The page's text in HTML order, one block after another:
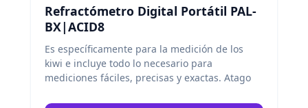
Refractómetro Digital Portátil PAL-
BX|ACID8
Es específicamente para la medición de los
kiwi e incluye todo lo necesario para
mediciones fáciles, precisas y exactas. Atago